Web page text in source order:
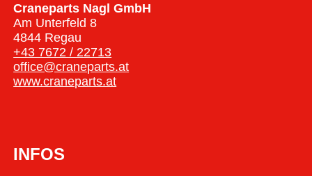
Craneparts Nagl GmbH
Am Unterfeld 8
4844 Regau
+43 7672 / 22713
office@craneparts.at
www.craneparts.at
INFOS